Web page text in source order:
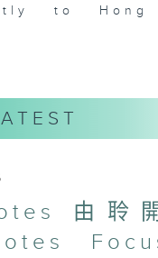
to Hong
through
rhythms for a
breezy
day. So pour
let’s
由聆